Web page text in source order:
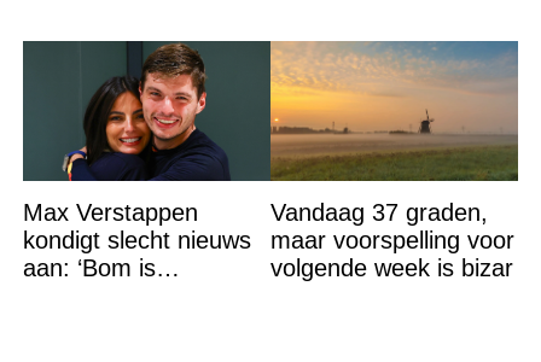
Max Verstappen
kondigt slecht nieuws
aan: ‘Bom is
Vandaag 37 graden,
maar voorspelling voor
volgende week is bizar